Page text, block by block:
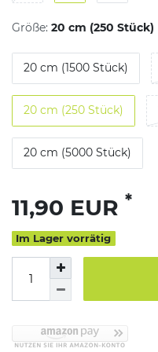
Größe: 20 cm (250 Stück)
20 cm (1500 Stück)
20 cm (250 Stück)
20 cm (5000 Stück)
11,90 EUR *
Im Lager vorrätig